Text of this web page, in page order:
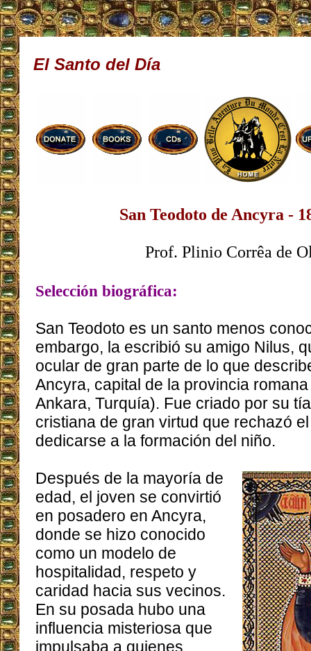
El Santo del Día
San Teodoto de Ancyra -
Prof. Plinio Corrêa de
Selección biográfica:
San Teodoto es un santo menos
embargo, la escribió su amigo Nilus,
ocular de gran parte de lo que
Ancyra, capital de la provincia
Ankara, Turquía). Fue criado por su
cristiana de gran virtud que rechazó
dedicarse a la formación del niño.
Después de la mayoría de
edad, el joven se convirtió
en posadero en Ancyra,
donde se hizo conocido
como un modelo de
hospitalidad, respeto y
caridad hacia sus vecinos.
En su posada hubo una
influencia misteriosa que
impulsaba a quienes